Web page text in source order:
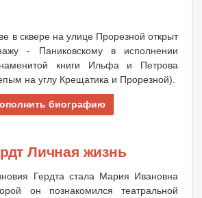
в сквере на улице Прорезной открыт
- Паниковскому в исполнении
книги Ильфа и Петрова
на углу Крещатика и Прорезной).
биографию
Личная жизнь
Гердта стала Мария Ивановна
он познакомился театральной